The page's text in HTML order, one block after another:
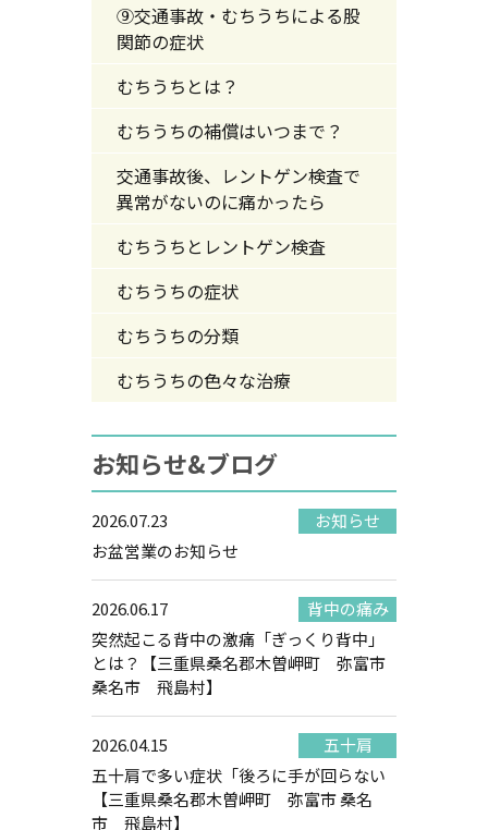
⑨交通事故・むちうちによる股
関節の症状
むちうちとは？
むちうちの補償はいつまで？
交通事故後、レントゲン検査で
異常がないのに痛かったら
むちうちとレントゲン検査
むちうちの症状
むちうちの分類
むちうちの色々な治療
お知らせ&ブログ
2026.07.23
お知らせ
お盆営業のお知らせ
2026.06.17
背中の痛み
突然起こる背中の激痛「ぎっくり背中」
とは？【三重県桑名郡木曽岬町 弥富市
桑名市 飛島村】
2026.04.15
五十肩
五十肩で多い症状「後ろに手が回らない
【三重県桑名郡木曽岬町 弥富市 桑名
市 飛島村】